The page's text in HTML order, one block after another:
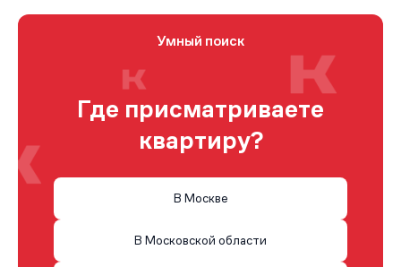
Умный поиск
Где присматриваете
квартиру?
В Москве
В Московской области